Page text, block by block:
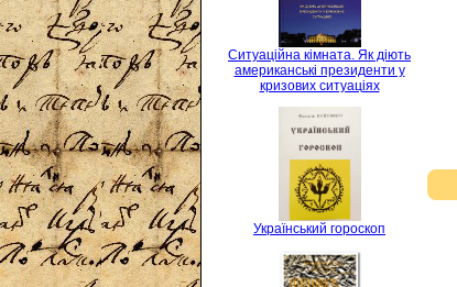
Ситуаційна кімната. Як діють
американські президенти у
кризових ситуаціях
Український гороскоп